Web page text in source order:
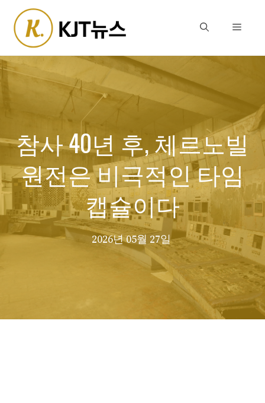
content
Menu
참사 40년 후, 체르노빌
원전은 비극적인 타임
캡슐이다
2026년 05월 27일